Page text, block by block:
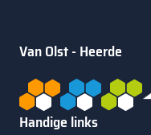
Van Olst - Heerde
Handige links